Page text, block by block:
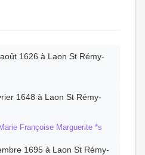
août 1626 à Laon St Rémy-
1648 à Laon St Rémy-
Françoise Marguerite *s
1695 à Laon St Rémy-